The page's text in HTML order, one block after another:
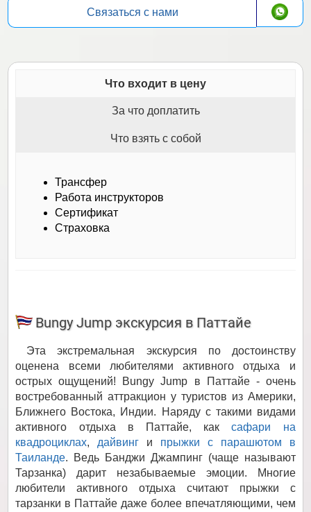
Связаться с нами
Что входит в цену
Трансфер
Работа инструкторов
Сертификат
Страховка
За что доплатить
Что взять с собой
Bungy Jump экскурсия в Паттайе
Эта экстремальная экскурсия по достоинству
оценена всеми любителями активного отдыха и
острых ощущений! Bungy Jump в Паттайе - очень
востребованный аттракцион у туристов из Америки,
Ближнего Востока, Индии. Наряду с такими видами
активного отдыха в Паттайе, каксафари на
квадроциклах,дайвинг и прыжки с парашютом в
Таиланде. Ведь Банджи Джампинг (чаще называют
Тарзанка) дарит незабываемые эмоции. Многие
любители активного отдыха считают прыжки с
тарзанки в Паттайе даже более впечатляющими, чем